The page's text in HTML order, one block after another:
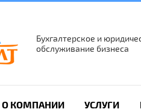
Бухгалтерское и
обслуживание бизнеса
О КОМПАНИИ УСЛУГИ